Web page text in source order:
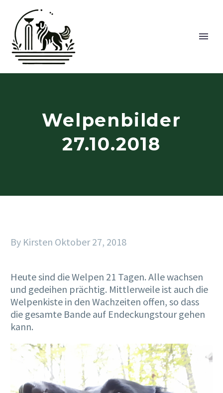
Welpenbilder
27.10.2018
By Kirsten Oktober 27, 2018
Heute sind die Welpen 21 Tagen. Alle wachsen
und gedeihen prächtig. Mittlerweile ist auch die
Welpenkiste in den Wachzeiten offen, so dass
die gesamte Bande auf Endeckungstour gehen
kann.